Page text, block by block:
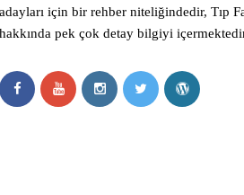
adayları için bir rehber niteliğindedir, Tıp
hakkında pek çok detay bilgiyi